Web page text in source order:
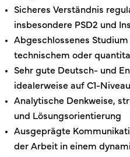
Sicheres Verständnis
insbesondere PSD2 und
Abgeschlossenes
technischem oder
Sehr gute Deutsch- und
idealerweise auf C1-Niveau
Analytische Denkweise,
und Lösungsorientierung
Ausgeprägte
der Arbeit in einem